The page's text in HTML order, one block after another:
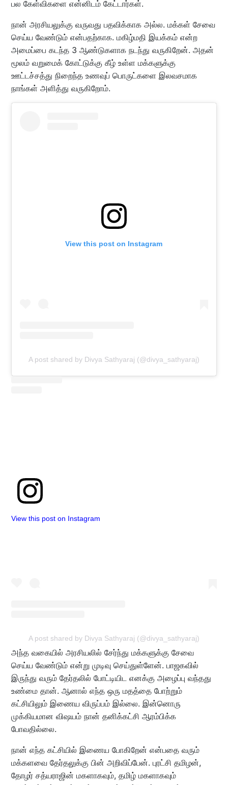
பல கேள்விகளை என்னிடம் கேட்டார்கள்.
நான் அரசியலுக்கு வருவது பதவிக்காக அல்ல. மக்கள் சேவை
செய்ய வேண்டும் என்பதற்காக. மகிழ்மதி இயக்கம் என்ற
அமைப்பை கடந்த 3 ஆண்டுகளாக நடந்து வருகிறேன். அதன்
மூலம் வறுமைக் கோட்டுக்கு கீழ் உள்ள மக்களுக்கு
ஊட்டச்சத்து நிறைந்த உணவுப் பொருட்களை இலவசமாக
நாங்கள் அளித்து வருகிறோம்.
View this post on Instagram
A post shared by Divya Sathyaraj (@divya_sathyaraj)
View this post on Instagram
A post shared by Divya Sathyaraj (@divya_sathyaraj)
அந்த வகையில் அரசியலில் சேர்ந்து மக்களுக்கு சேவை
செய்ய வேண்டும் என்று முடிவு செய்துள்ளேன். பாஜகவில்
இருந்து வரும் தேர்தலில் போட்டியிட எனக்கு அழைப்பு வந்தது
உண்மை தான். ஆனால் எந்த ஒரு மதத்தை போற்றும்
கட்சியிலும் இணைய விருப்பம் இல்லை. இன்னொரு
முக்கியமான விஷயம் நான் தனிக்கட்சி ஆரம்பிக்க
போவதில்லை.
நான் எந்த கட்சியில் இணைய போகிறேன் என்பதை வரும்
மக்களவை தேர்தலுக்கு பின் அறிவிப்பேன். புரட்சி தமிழன்,
தோழர் சத்யராஜின் மகளாகவும், தமிழ் மகளாகவும்